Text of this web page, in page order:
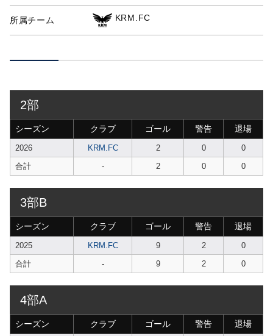
所属チーム KRM.FC
2部
シーズン クラブ ゴール 警告 退場
2026 KRM.FC 2 0
0
合計
- 2 0 0
3部B
シーズン クラブ ゴール 警告 退場
2025 KRM.FC 9 2
0
合計
- 9 2 0
4部A
シーズン クラブ ゴール 警告 退場